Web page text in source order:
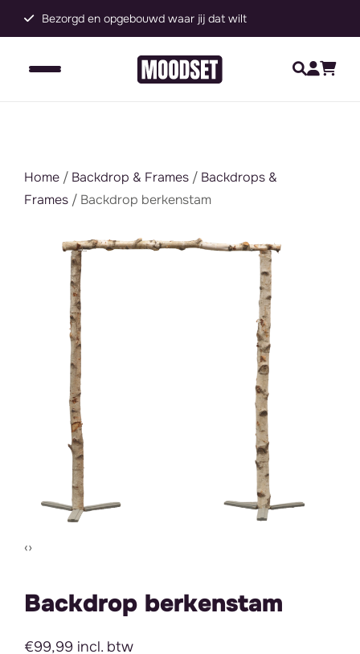
Bezorgd en opgebouwd waar jij dat wilt
Home / Backdrop & Frames / Backdrops &
Frames / Backdrop berkenstam
‹Vorige slide
›Volgende slide
Backdrop berkenstam
€99,99 incl. btw